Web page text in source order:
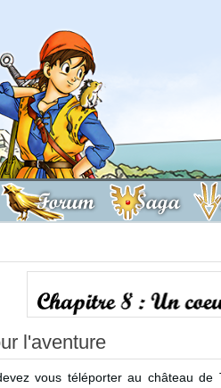
Forum Saga
l'aventure
vous téléporter au château